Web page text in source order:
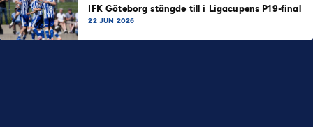
IFK Göteborg stängde till i Ligacupens P19-final
22 JUN 2026